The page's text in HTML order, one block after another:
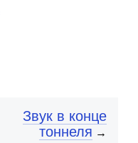
Звук в конце
тоннеля →